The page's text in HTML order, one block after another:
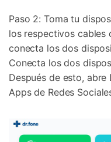
Paso 2: Toma tu
los respectivos cables
conecta los dos
Conecta los dos
Después de esto, abre
Apps de Redes